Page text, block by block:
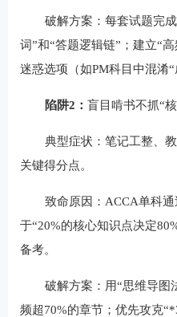
破解方案：每套试题完
词”和“答题逻辑链”；建立“
迷惑选项（如PM科目中混淆“
陷阱2： 盲目啃书不抓“
典型症状：笔记工整、
关键得分点。
致命原因：ACCA单科
于“20%的核心知识点决定
备考。
破解方案：用“思维导图
频超70%的章节；优先攻克